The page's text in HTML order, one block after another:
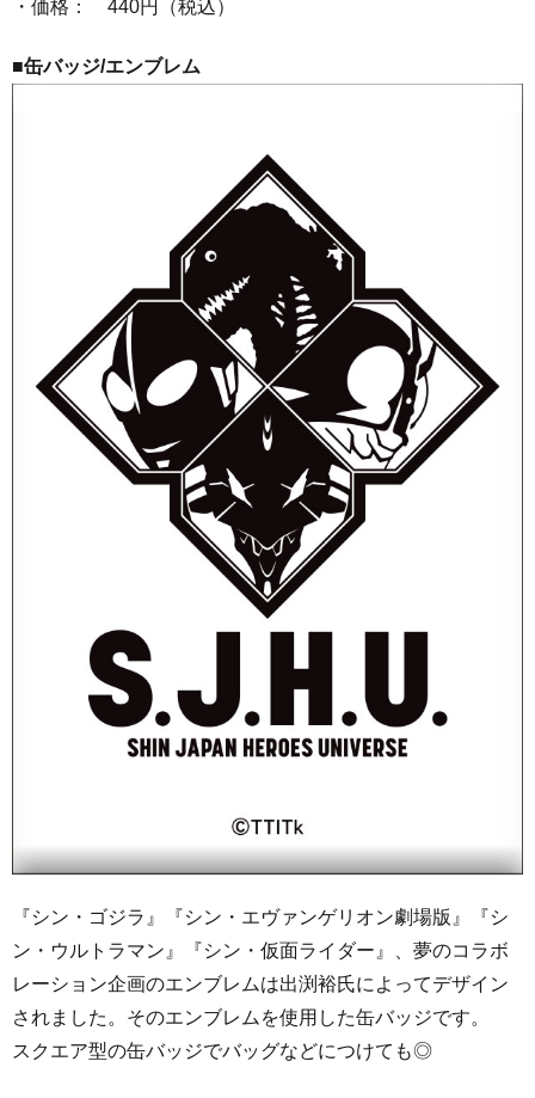
・価格： 440円（税込）
■缶バッジ/エンブレム
『シン・ゴジラ』『シン・エヴァンゲリオン劇場版』『シ
ン・ウルトラマン』『シン・仮面ライダー』、夢のコラボ
レーション企画のエンブレムは出渕裕氏によってデザイン
されました。そのエンブレムを使用した缶バッジです。
スクエア型の缶バッジでバッグなどにつけても◎